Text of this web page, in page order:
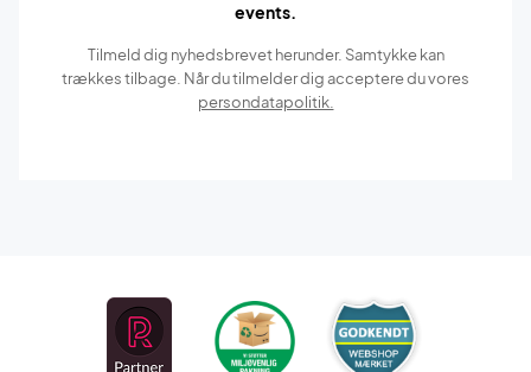
events.
Tilmeld dig nyhedsbrevet herunder. Samtykke kan
trækkes tilbage. Når du tilmelder dig acceptere du vores
persondatapolitik.